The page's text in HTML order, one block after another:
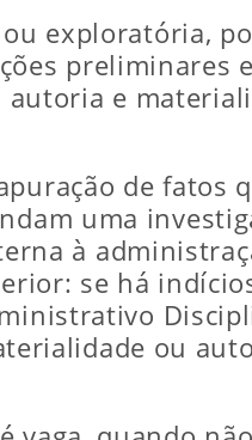
exploratória,
preliminares e
e
de fatos
uma
à
se há
ou